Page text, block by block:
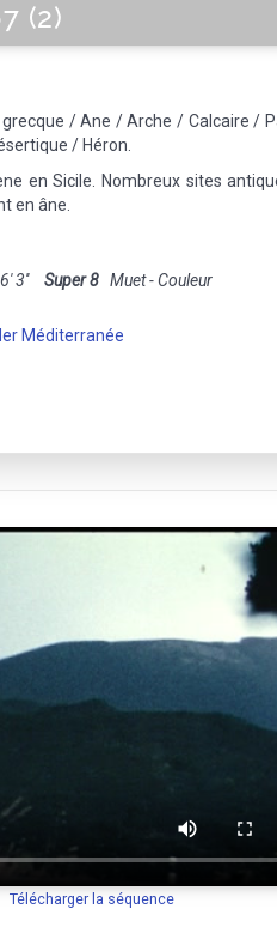
(2)
/ Ane / Arche / Calcaire /
/ Héron.
en Sicile. Nombreux sites
en âne.
6' 3'' Super 8 Muet - Couleur
Méditerranée
Télécharger la séquence